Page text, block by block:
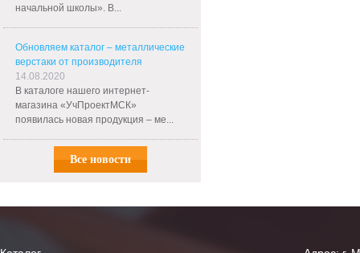
начальной школы». В...
Обновляем каталог – металлические
верстаки от производителя
14.08.2020
В каталоге нашего интернет-
магазина «УчПроектМСК»
появилась новая продукция – ме...
Все новости